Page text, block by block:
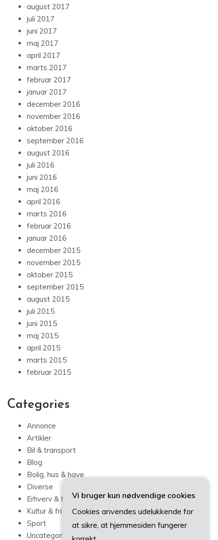
august 2017
juli 2017
juni 2017
maj 2017
april 2017
marts 2017
februar 2017
januar 2017
december 2016
november 2016
oktober 2016
september 2016
august 2016
juli 2016
juni 2016
maj 2016
april 2016
marts 2016
februar 2016
januar 2016
december 2015
november 2015
oktober 2015
september 2015
august 2015
juli 2015
juni 2015
maj 2015
april 2015
marts 2015
februar 2015
Categories
Annonce
Artikler
Bil & transport
Blog
Bolig, hus & have
Diverse
Erhverv & forbrug
Kultur & fritid
Sport
Uncategorized
Vi bruger kun nødvendige cookies
Cookies anvendes udelukkende for
at sikre, at hjemmesiden fungerer